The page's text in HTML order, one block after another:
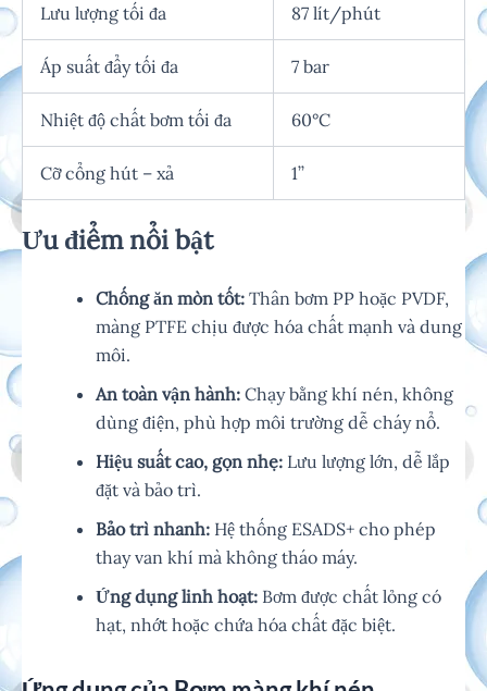
Lưu lượng tối đa 87 lít/phút
Áp suất đẩy tối đa 7 bar
Nhiệt độ chất bơm tối đa 60°C
Cỡ cổng hút – xả 1’’
Ưu điểm nổi bật
Chống ăn mòn tốt: Thân bơm PP hoặc PVDF,
màng PTFE chịu được hóa chất mạnh và dung
môi.
An toàn vận hành: Chạy bằng khí nén, không
dùng điện, phù hợp môi trường dễ cháy nổ.
Hiệu suất cao, gọn nhẹ: Lưu lượng lớn, dễ lắp
đặt và bảo trì.
Bảo trì nhanh: Hệ thống ESADS+ cho phép
thay van khí mà không tháo máy.
Ứng dụng linh hoạt: Bơm được chất lỏng có
hạt, nhớt hoặc chứa hóa chất đặc biệt.